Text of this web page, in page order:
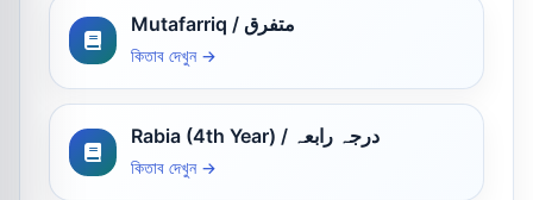
Mutafarriq / متفرق
কিতাব দেখুন →
Rabia (4th Year) / درجہ رابعہ
কিতাব দেখুন →